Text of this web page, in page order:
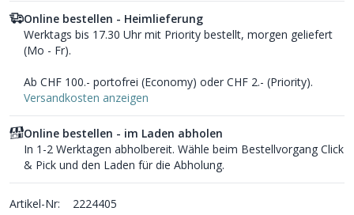
Online bestellen - Heimlieferung
Werktags bis 17.30 Uhr mit Priority bestellt, morgen geliefert
(Mo - Fr).
Ab CHF 100.- portofrei (Economy) oder CHF 2.- (Priority).
Versandkosten anzeigen
Online bestellen - im Laden abholen
In 1-2 Werktagen abholbereit. Wähle beim Bestellvorgang Click
& Pick und den Laden für die Abholung.
Artikel-Nr: 2224405